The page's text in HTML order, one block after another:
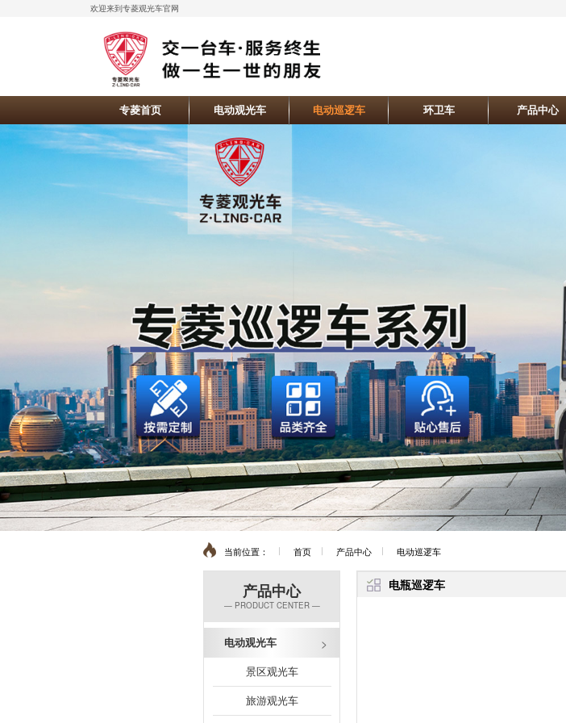
欢迎来到专菱观光车官网
专菱首页 电动观光车 电动巡逻车 环卫车 产品中心
当前位置： 首页 产品中心 电动巡逻车
产品中心
— PRODUCT CENTER —
电动观光车
景区观光车
旅游观光车
电瓶巡逻车